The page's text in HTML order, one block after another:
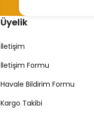
Üyelik
İletişim
İletişim Formu
Havale Bildirim Formu
Kargo Takibi